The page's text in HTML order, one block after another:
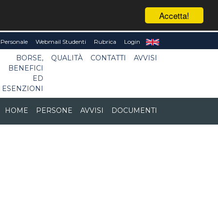
Accetta!
Webmail Studenti Rubrica Login
BORSE,
BENEFICI
ED
ESENZIONI
QUALITÀ CONTATTI AVVISI
HOME PERSONE AVVISI DOCUMENTI